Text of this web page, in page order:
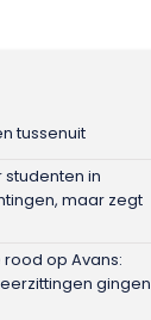
tussenuit
studenten in
maar zegt
op Avans:
gingen